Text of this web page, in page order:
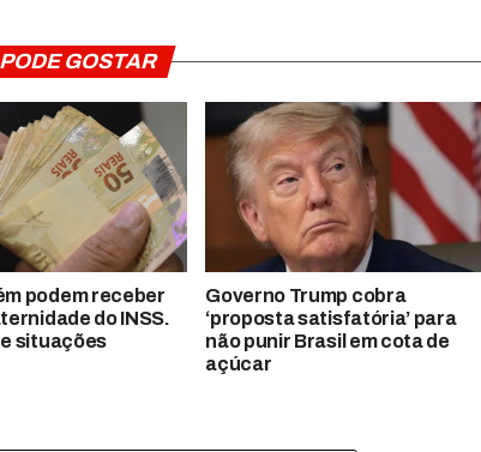
GOSTAR
podem receber
do INSS.
situações
Governo Trump cobra
‘proposta satisfatória’ para
não punir Brasil em cota de
açúcar